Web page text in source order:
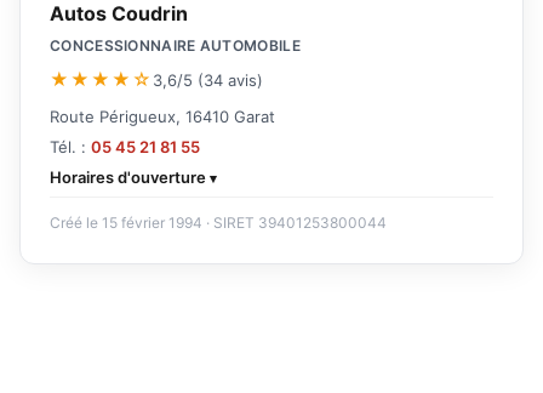
Autos Coudrin
CONCESSIONNAIRE AUTOMOBILE
★★★★☆ 3,6/5 (34 avis)
Route Périgueux, 16410 Garat
Tél. : 05 45 21 81 55
Horaires d'ouverture
Créé le 15 février 1994 · SIRET 39401253800044